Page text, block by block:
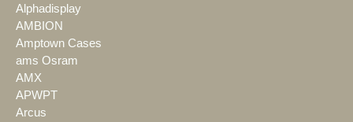
Alphadisplay
AMBION
Amptown Cases
ams Osram
AMX
APWPT
Arcus